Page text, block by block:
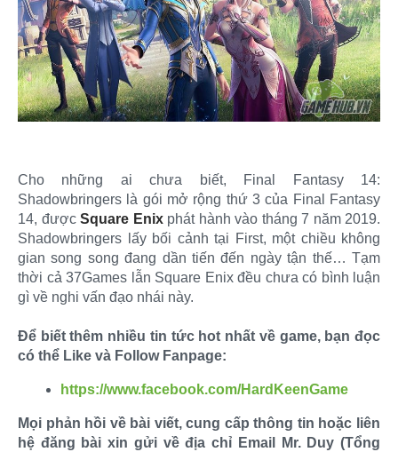
Cho những ai chưa biết, Final Fantasy 14:
Shadowbringers là gói mở rộng thứ 3 của Final Fantasy
14, được Square Enixphát hành vào tháng 7 năm 2019.
Shadowbringers lấy bối cảnh tại First, một chiều không
gian song song đang dần tiến đến ngày tận thế… Tạm
thời cả 37Games lẫn Square Enix đều chưa có bình luận
gì về nghi vấn đạo nhái này.
Để biết thêm nhiều tin tức hot nhất về game, bạn đọc
có thể Like và Follow Fanpage:
https://www.facebook.com/HardKeenGame
Mọi phản hồi về bài viết, cung cấp thông tin hoặc liên
hệ đăng bài xin gửi về địa chỉ Email Mr. Duy (Tổng